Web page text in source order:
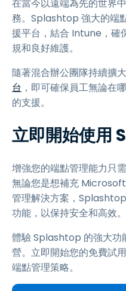
在當今以遠端為先的世界
務。Splashtop 強大的端
援平台，結合 Intune，確
規和良好維護。
隨著混合辦公團隊持續擴
台 ，即可確保員工無論在
的支援。
立即開始使
增強您的端點管理能力只
無論您是想補充
管理解決方案，
功能，以保持安全和高效。
體驗 Splashtop 的強大功
營。立即開始您的免費試
端點管理策略。